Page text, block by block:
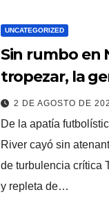
UNCATEGORIZED
Sin rumbo en
tropezar, la
paciencia y
encienden
2 DE AGOSTO DE
De la apatía
River cayó sin
de turbulencia crítica
y repleta de…